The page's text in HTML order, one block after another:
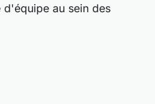
au sein des